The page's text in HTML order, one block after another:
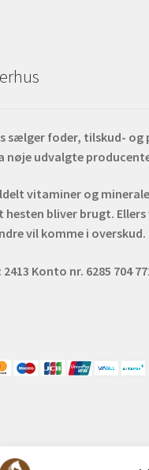
sælger foder, tilskud-
nøje udvalgte
vitaminer og
hesten bliver brugt.
vil komme i overskud.
Konto nr. 6285 704